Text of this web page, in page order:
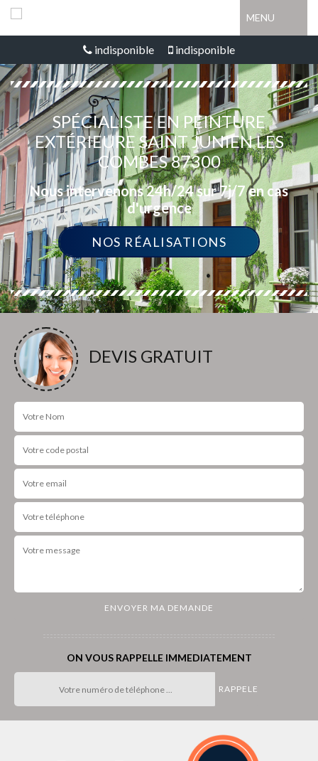
MENU
indisponible indisponible
SPÉCIALISTE EN PEINTURE
EXTÉRIEURE SAINT JUNIEN LES
COMBES 87300
Nous intervenons 24h/24 sur 7j/7 en cas
d'urgence
NOS RÉALISATIONS
DEVIS GRATUIT
ON VOUS RAPPELLE IMMEDIATEMENT